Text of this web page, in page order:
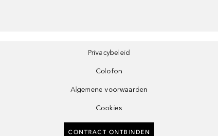
Privacybeleid
Colofon
Algemene voorwaarden
Cookies
CONTRACT ONTBINDEN